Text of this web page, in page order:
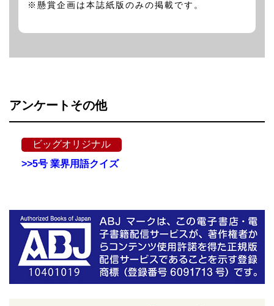
※懸賞企画は本誌紙版のみの掲載です。
アンケートその他
ビッグオリジナル
>>5号 業界用語クイズ